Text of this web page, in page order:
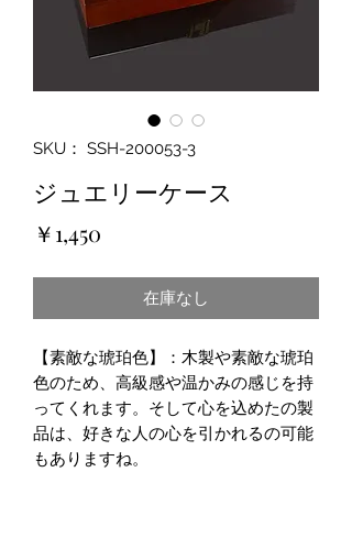
SKU： SSH-200053-3
ジュエリーケース
￥1,450
在庫なし
【素敵な琥珀色】：木製や素敵な琥珀
色のため、高級感や温かみの感じを持
ってくれます。そして心を込めたの製
品は、好きな人の心を引かれるの可能
もありますね。